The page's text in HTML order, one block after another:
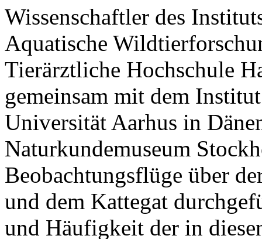
Wissenschaftler des
Aquatische
Tierärztliche Hochschule
gemeinsam mit dem
Universität Aarhus in
Naturkundemuseum
Beobachtungsflüge über
und dem Kattegat
und Häufigkeit der in